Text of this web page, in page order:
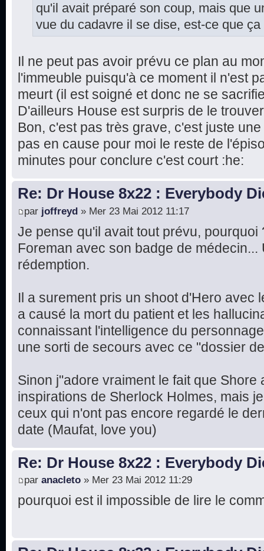
qu'il avait préparé son coup, mais que
vue du cadavre il se dise, est-ce que
Il ne peut pas avoir prévu ce plan au
l'immeuble puisqu'à ce moment il n'est
meurt (il est soigné et donc ne se
D'ailleurs House est surpris de le
Bon, c'est pas très grave, c'est juste
pas en cause pour moi le reste de
minutes pour conclure c'est court :he:
Re: Dr House 8x22 : Everybody
par joffreyd » Mer 23 Mai 2012 11:17
Je pense qu'il avait tout prévu, pourquoi
Foreman avec son badge de
rédemption.
Il a surement pris un shoot d'Hero avec
a causé la mort du patient et les
connaissant l'intelligence du
une sorti de secours avec ce "dossier
Sinon j"adore vraiment le fait que Shore
inspirations de Sherlock Holmes, mais
ceux qui n'ont pas encore regardé le
date (Maufat, love you)
Re: Dr House 8x22 : Everybody
par anacleto » Mer 23 Mai 2012 11:29
pourquoi est il impossible de lire le